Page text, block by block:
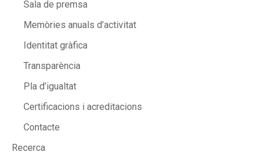
Sala de premsa
Memòries anuals d’activitat
Identitat gràfica
Transparència
Pla d’igualtat
Certificacions i acreditacions
Contacte
Recerca